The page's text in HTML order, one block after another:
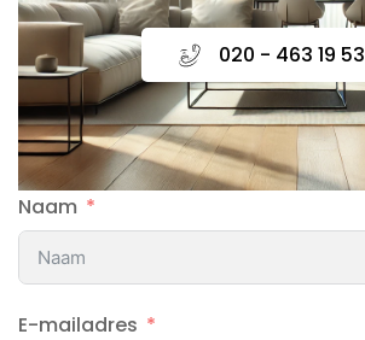
020 - 463 19 53
Naam
E-mailadres